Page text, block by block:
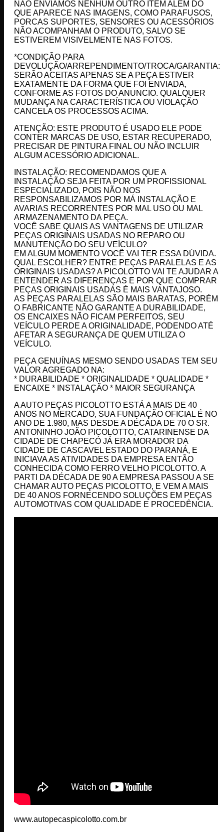
NÃO ENVIAMOS NENHUM OUTRO ITEM ALÉM DO
QUE APARECE NAS IMAGENS, COMO PARAFUSOS,
PORCAS SUPORTES, SENSORES OU ACESSÓRIOS
NÃO ACOMPANHAM O PRODUTO, SALVO SE
ESTIVEREM VISIVELMENTE NAS FOTOS.
*CONDIÇÃO PARA
DEVOLUÇÃO/ARREPENDIMENTO/TROCA/GARANTIA:
SERÃO ACEITAS APENAS SE A PEÇA ESTIVER
EXATAMENTE DA FORMA QUE FOI ENVIADA,
CONFORME AS FOTOS DO ANUNCIO. QUALQUER
MUDANÇA NA CARACTERÍSTICA OU VIOLAÇÃO
CANCELA OS PROCESSOS ACIMA.
ATENÇÃO: ESTE PRODUTO É USADO ELE PODE
CONTER MARCAS DE USO, ESTAR RECUPERADO,
PRECISAR DE PINTURA FINAL OU NÃO INCLUIR
ALGUM ACESSÓRIO ADICIONAL.
INSTALAÇÃO: RECOMENDAMOS QUE A
INSTALAÇÃO SEJA FEITA POR UM PROFISSIONAL
ESPECIALIZADO, POIS NÃO NOS
RESPONSABILIZAMOS POR MÁ INSTALAÇÃO E
AVARIAS RECORRENTES POR MAL USO OU MAL
ARMAZENAMENTO DA PEÇA.
VOCÊ SABE QUAIS AS VANTAGENS DE UTILIZAR
PEÇAS ORIGINAIS USADAS NO REPARO OU
MANUTENÇÃO DO SEU VEÍCULO?
EM ALGUM MOMENTO VOCÊ VAI TER ESSA DÚVIDA.
QUAL ESCOLHER? ENTRE PEÇAS PARALELAS E AS
ORIGINAIS USADAS? A PICOLOTTO VAI TE AJUDAR A
ENTENDER AS DIFERENÇAS E POR QUE COMPRAR
PEÇAS ORIGINAIS USADAS É MAIS VANTAJOSO.
AS PEÇAS PARALELAS SÃO MAIS BARATAS, PORÉM
O FABRICANTE NÃO GARANTE A DURABILIDADE,
OS ENCAIXES NÃO FICAM PERFEITOS, SEU
VEÍCULO PERDE A ORIGINALIDADE, PODENDO ATÉ
AFETAR A SEGURANÇA DE QUEM UTILIZA O
VEÍCULO.
PEÇA GENUÍNAS MESMO SENDO USADAS TEM SEU
VALOR AGREGADO NA:
* DURABILIDADE * ORIGINALIDADE * QUALIDADE *
ENCAIXE * INSTALAÇÃO * MAIOR SEGURANÇA
A AUTO PEÇAS PICOLOTTO ESTÁ A MAIS DE 40
ANOS NO MERCADO, SUA FUNDAÇÃO OFICIAL É NO
ANO DE 1.980, MAS DESDE A DÉCADA DE 70 O SR.
ANTONINHO JOÃO PICOLOTTO, CATARINENSE DA
CIDADE DE CHAPECÓ JÁ ERA MORADOR DA
CIDADE DE CASCAVEL ESTADO DO PARANÁ, E
INICIAVA AS ATIVIDADES DA EMPRESA ENTÃO
CONHECIDA COMO FERRO VELHO PICOLOTTO. A
PARTI DA DÉCADA DE 90 A EMPRESA PASSOU A SE
CHAMAR AUTO PEÇAS PICOLOTTO, E VEM A MAIS
DE 40 ANOS FORNECENDO SOLUÇÕES EM PEÇAS
AUTOMOTIVAS COM QUALIDADE E PROCEDÊNCIA.
www.autopecaspicolotto.com.br